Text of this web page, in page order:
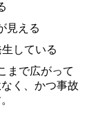
見える
している
まで広がって
く、かつ事故